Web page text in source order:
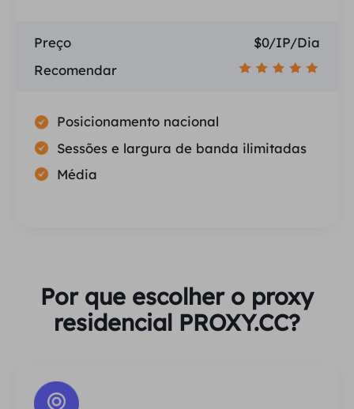
Preço
$0/IP/Dia
Recomendar
Posicionamento nacional
Sessões e largura de banda ilimitadas
Média
Por que escolher o proxy
residencial PROXY.CC?